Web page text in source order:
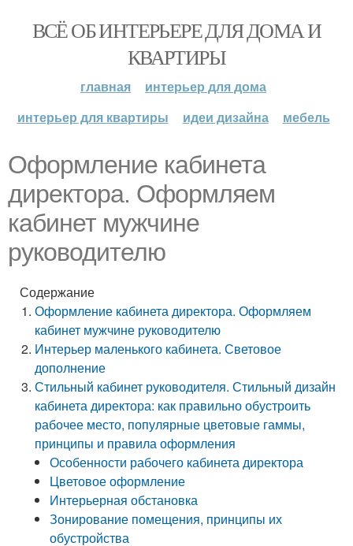
ВСЁ ОБ ИНТЕРЬЕРЕ ДЛЯ ДОМА И
КВАРТИРЫ
главная
интерьер для дома
интерьер для квартиры
идеи дизайна мебель
Оформление кабинета
директора. Оформляем
кабинет мужчине
руководителю
Содержание
Оформление кабинета директора. Оформляем
кабинет мужчине руководителю
Интерьер маленького кабинета. Световое
дополнение
Стильный кабинет руководителя. Стильный дизайн
кабинета директора: как правильно обустроить
рабочее место, популярные цветовые гаммы,
принципы и правила оформления
Особенности рабочего кабинета директора
Цветовое оформление
Интерьерная обстановка
Зонирование помещения, принципы их
обустройства